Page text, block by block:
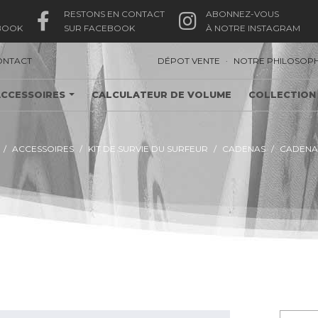
RESTONS EN CONTACT
SUR FACEBOOK
ABONNEZ-VOUS
À NOTRE INSTAGRAM
DÉPOT VENTE NOTRE
CALCULATEUR DE VOLUME
ACCESSOIRES KIT DE SURVIE DU SURFEUR CADENAS